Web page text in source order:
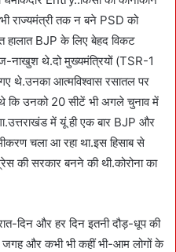
राज्यमंत्री तक न बने PSD को
हालात BJP के लिए बेहद विकट
नाखुश थे.दो मुख्यमंत्रियों (TSR-1
थे.उनका आत्मविश्वास रसातल पर
कि उनको 20 सीटें भी अगले चुनाव में
में यूं ही एक बार BJP और
चला आ रहा था.इस हिसाब से
की सरकार बनने की थी.कोरोना का
दिन और हर दिन इतनी दौड़-धूप की
और कभी भी कहीं भी-आम लोगों के